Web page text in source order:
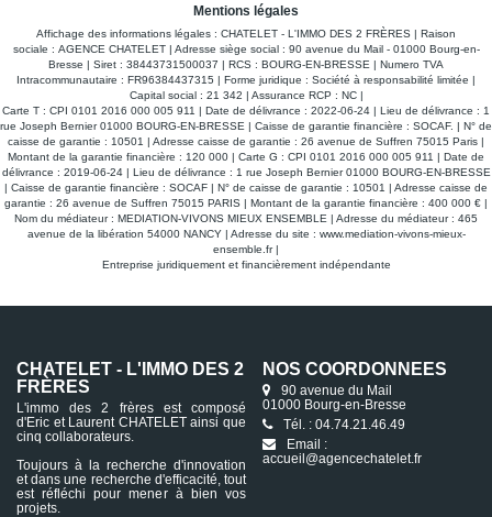
virtuelle est disponible : https://tour.previsite.com/FB8E115F-
4557-2ED0-1DCC-E2A2C7878227
Mentions légales
Affichage des informations légales : CHATELET - L'IMMO DES 2 FRÈRES | Raison
sociale : AGENCE CHATELET | Adresse siège social : 90 avenue du Mail - 01000 Bourg-en-
Bresse | Siret : 38443731500037 | RCS : BOURG-EN-BRESSE | Numero TVA
Intracommunautaire : FR96384437315 | Forme juridique : Société à responsabilité limitée |
Capital social : 21 342 | Assurance RCP : NC |
Carte T : CPI 0101 2016 000 005 911 | Date de délivrance : 2022-06-24 | Lieu de délivrance : 1
rue Joseph Bernier 01000 BOURG-EN-BRESSE | Caisse de garantie financière : SOCAF. | N° de
caisse de garantie : 10501 | Adresse caisse de garantie : 26 avenue de Suffren 75015 Paris |
Montant de la garantie financière : 120 000 | Carte G : CPI 0101 2016 000 005 911 | Date de
délivrance : 2019-06-24 | Lieu de délivrance : 1 rue Joseph Bernier 01000 BOURG-EN-BRESSE
| Caisse de garantie financière : SOCAF | N° de caisse de garantie : 10501 | Adresse caisse de
garantie : 26 avenue de Suffren 75015 PARIS | Montant de la garantie financière : 400 000 € |
Nom du médiateur : MEDIATION-VIVONS MIEUX ENSEMBLE | Adresse du médiateur : 465
avenue de la libération 54000 NANCY | Adresse du site : www.mediation-vivons-mieux-
ensemble.fr|
Entreprise juridiquement et financièrement indépendante
CHATELET - L'IMMO DES 2
FRÈRES
L'immo des 2 frères est composé
d'Eric et Laurent CHATELET ainsi que
cinq collaborateurs.
Toujours à la recherche d'innovation
et dans une recherche d'efficacité, tout
est réfléchi pour mener à bien vos
projets.
NOS COORDONNÉES
90 avenue du Mail
01000 Bourg-en-Bresse
Tél. : 04.74.21.46.49
Email :
accueil@agencechatelet.fr